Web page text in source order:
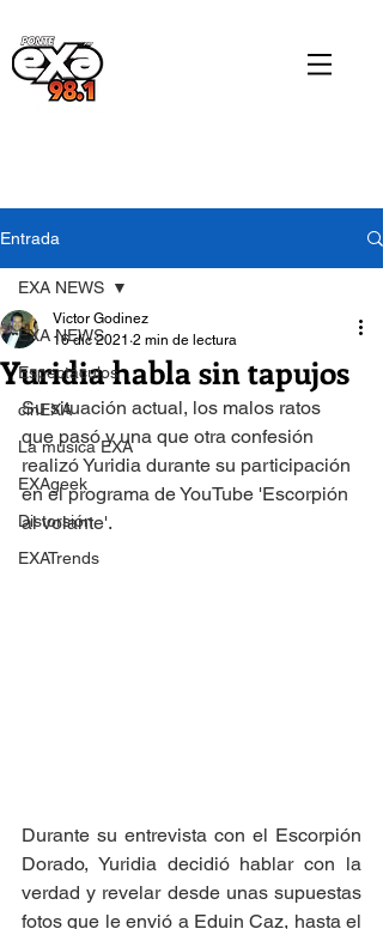
Entrada
EXA NEWS
Espectáculos
cinEXA
La música EXA
EXAgeek
Distorsión
EXATrends
EXA NEWS
Yuridia habla sin tapujos
Victor Godinez
16 dic 2021 2 min de lectura
Su situación actual, los malos ratos
que pasó y una que otra confesión
realizó Yuridia durante su participación
en el programa de YouTube 'Escorpión
al volante'.
Durante su entrevista con el Escorpión
Dorado, Yuridia decidió hablar con la
verdad y revelar desde unas supuestas
fotos que le envió a Eduin Caz, hasta el